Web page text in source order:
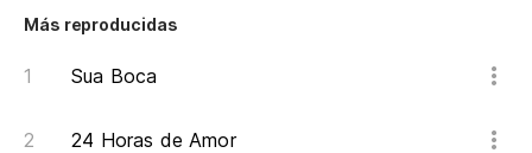
Más reproducidas
Sua Boca
24 Horas de Amor